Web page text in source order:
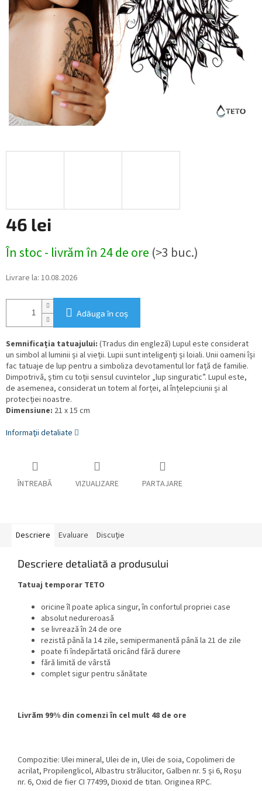
46 lei
Evaluare
preţ:
În stoc - livrăm în 24 de ore (>3 buc.)
Livrare la: 10.08.2026
Adăuga în coş
Semnificația tatuajului: (Tradus din engleză) Lupul este considerat
un simbol al luminii și al vieții. Lupii sunt inteligenți și loiali. Unii oameni își
fac tatuaje de lup pentru a simboliza devotamentul lor față de familie.
Dimpotrivă, știm cu toții sensul cuvintelor „lup singuratic”. Lupul este,
de asemenea, considerat un totem al forței, al înțelepciunii și al
protecției noastre.
Dimensiune: 21 x 15 cm
Informaţii detaliate
ÎNTREABĂ VIZUALIZARE PARTAJARE
Descriere Evaluare Discuţie
Descriere detaliată a produsului
Tatuaj temporar TETO
oricine îl poate aplica singur, în confortul propriei case
absolut nedureroasă
se livrează în 24 de ore
rezistă până la 14 zile, semipermanentă până la 21 de zile
poate fi îndepărtată oricând fără durere
fără limită de vârstă
complet sigur pentru sănătate
Livrăm 99% din comenzi în cel mult 48 de ore
Compozitie: Ulei mineral, Ulei de in, Ulei de soia, Copolimeri de
acrilat, Propilenglicol, Albastru strălucitor, Galben nr. 5 și 6, Roșu
nr. 6, Oxid de fier CI 77499, Dioxid de titan. Originea RPC.